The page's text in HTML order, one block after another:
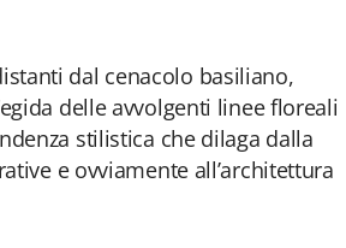
dal cenacolo basiliano,
delle avvolgenti linee floreali
stilistica che dilaga dalla
e ovviamente all’architettura